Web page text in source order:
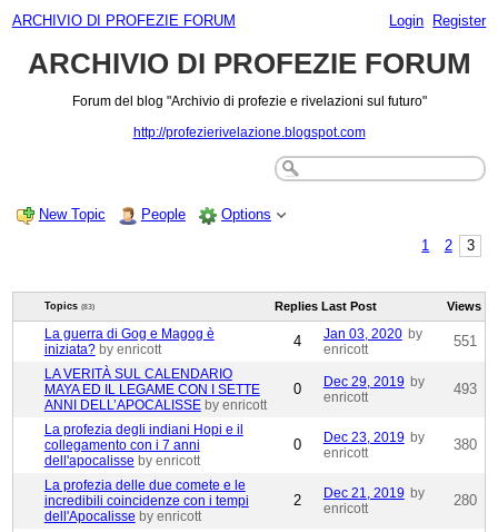
ARCHIVIO DI PROFEZIE FORUM Login Register
ARCHIVIO DI PROFEZIE FORUM
Forum del blog "Archivio di profezie e rivelazioni sul futuro"
http://profezierivelazione.blogspot.com
New Topic People
Options
1
2 3
Topics (83) Replies Last Post Views
La guerra di Gog e Magog è
iniziata? by enricott 4 Jan 03, 2020 by
enricott
551
LA VERITÀ SUL CALENDARIO
MAYA ED IL LEGAME CON I SETTE
ANNI DELL’APOCALISSE by enricott
0 Dec 29, 2019 by
enricott
493
La profezia degli indiani Hopi e il
collegamento con i 7 anni
dell'apocalisse by enricott
0 Dec 23, 2019 by
enricott
380
La profezia delle due comete e le
incredibili coincidenze con i tempi
dell'Apocalisse by enricott
2 Dec 21, 2019 by
enricott
280